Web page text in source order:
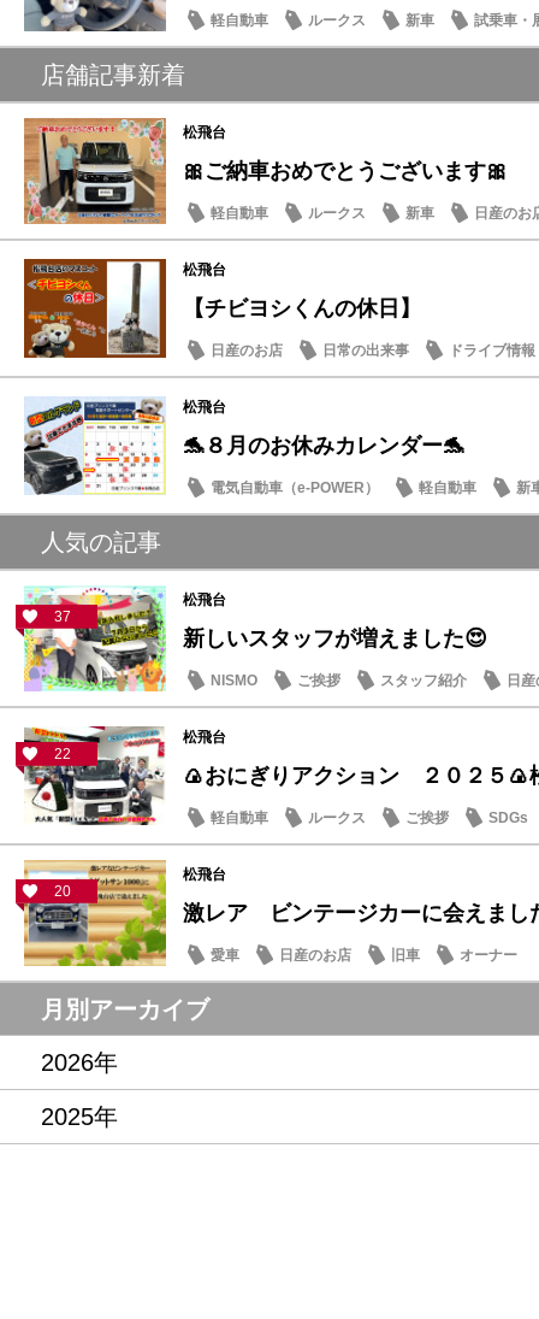
軽自動車 ルークス 新車 試乗車・
店舗記事新着
松飛台
🎀ご納車おめでとうございます🎀
軽自動車 ルークス 新車 日産のお
松飛台
【チビヨシくんの休日】
日産のお店 日常の出来事 ドライブ情報
松飛台
🐬８月のお休みカレンダー🐬
電気自動車（e-POWER） 軽自動車
新
日産のお店
人気の記事
37
松飛台
新しいスタッフが増えました😍
NISMO ご挨拶 スタッフ紹介 日
22
松飛台
🍙おにぎりアクション ２０２５🍙
軽自動車 ルークス ご挨拶 SDGs
20
松飛台
激レア ビンテージカーに会えまし
愛車 日産のお店 旧車 オーナー
月別アーカイブ
2026年
2025年